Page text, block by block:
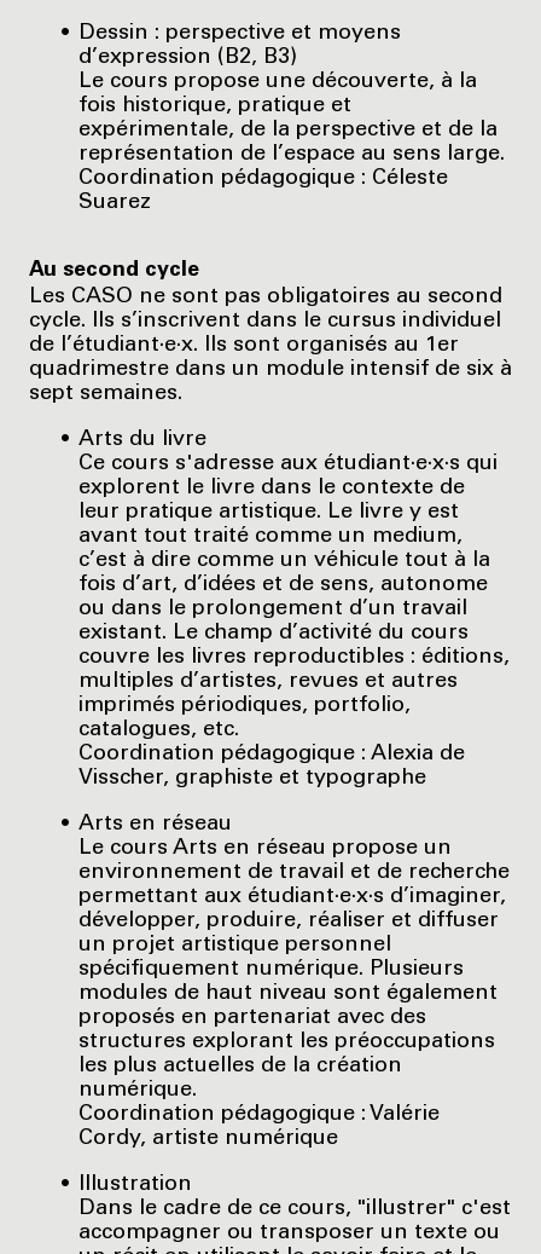
Dessin : perspective et moyens
d’expression (B2, B3)
Le cours propose une découverte, à la
fois historique, pratique et
expérimentale, de la perspective et de la
représentation de l’espace au sens large.
Coordination pédagogique : Céleste
Suarez
Au second cycle
Les CASO ne sont pas obligatoires au second
cycle. Ils s’inscrivent dans le cursus individuel
de l’étudiant·e·x. Ils sont organisés au 1er
quadrimestre dans un module intensif de six à
sept semaines.
Arts du livre
Ce cours s'adresse aux étudiant·e·x·s qui
explorent le livre dans le contexte de
leur pratique artistique. Le livre y est
avant tout traité comme un medium,
c’est à dire comme un véhicule tout à la
fois d’art, d’idées et de sens, autonome
ou dans le prolongement d’un travail
existant. Le champ d’activité du cours
couvre les livres reproductibles : éditions,
multiples d’artistes, revues et autres
imprimés périodiques, portfolio,
catalogues, etc.
Coordination pédagogique : Alexia de
Visscher, graphiste et typographe
Arts en réseau
Le cours Arts en réseau propose un
environnement de travail et de recherche
permettant aux étudiant·e·x·s d’imaginer,
développer, produire, réaliser et diffuser
un projet artistique personnel
spécifiquement numérique. Plusieurs
modules de haut niveau sont également
proposés en partenariat avec des
structures explorant les préoccupations
les plus actuelles de la création
numérique.
Coordination pédagogique : Valérie
Cordy, artiste numérique
Illustration
Dans le cadre de ce cours, "illustrer" c'est
accompagner ou transposer un texte ou